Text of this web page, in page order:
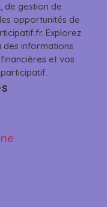
de gestion de
opportunités de
Explorez
informations
et vos